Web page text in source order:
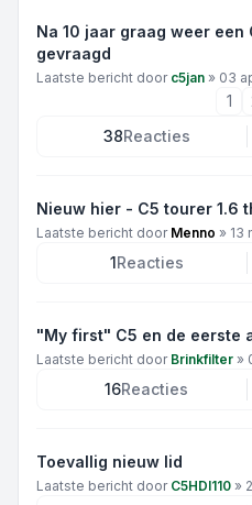
Na 10 jaar graag weer een
gevraagd
Laatste bericht door c5jan » 03
1
38Reacties
Nieuw hier - C5 tourer 1.6
Laatste bericht door Menno » 13
1Reacties
"My first" C5 en de eerste
Laatste bericht door Brinkfilter »
16Reacties
Toevallig nieuw lid
Laatste bericht door C5HDI110 »